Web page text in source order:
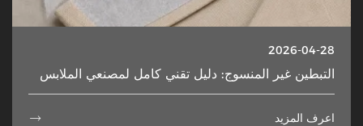
2026-04-28
التبطين غير المنسوج: دليل تقني كامل لمصنعي الملابس
اعرف المزيد 